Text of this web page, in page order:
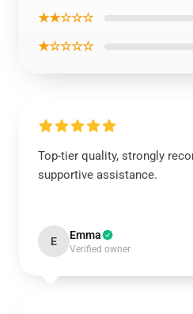
★★☆☆☆
★☆☆☆☆
Top-tier quality, strongly
supportive assistance.
E Emma
Verified owner